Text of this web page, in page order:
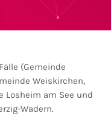
(Gemeinde
Weiskirchen,
Losheim am See und
Wadern.